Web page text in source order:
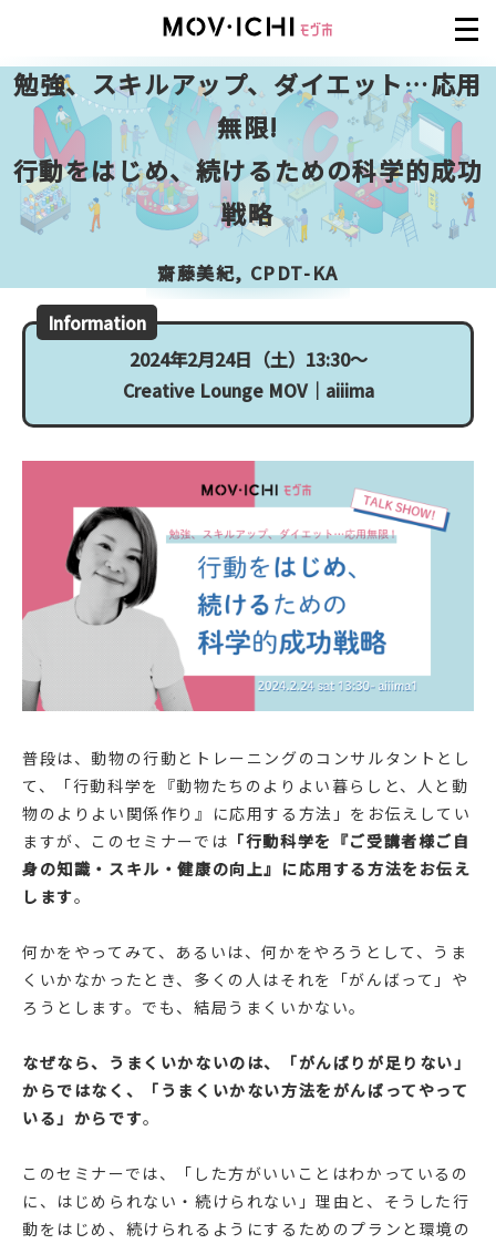
勉強、スキルアップ、ダイエット…応用
無限!
行動をはじめ、続けるための科学的成功
戦略
齋藤美紀, CPDT-KA
Information
2024年2月24日（土）13:30〜
Creative Lounge MOV｜aiiima
普段は、動物の行動とトレーニングのコンサルタントとし
て、「行動科学を『動物たちのよりよい暮らしと、人と動
物のよりよい関係作り』に応用する方法」をお伝えしてい
ますが、このセミナーでは 「行動科学を『ご受講者様ご自
身の知識・スキル・健康の向上』に応用する方法をお伝え
します。
何かをやってみて、あるいは、何かをやろうとして、うま
くいかなかったとき、多くの人はそれを「がんばって」や
ろうとします。でも、結局うまくいかない。
なぜなら、うまくいかないのは、「がんばりが足りない」
からではなく、「うまくいかない方法をがんばってやって
いる」からです。
このセミナーでは、「した方がいいことはわかっているの
に、はじめられない・続けられない」理由と、そうした行
動をはじめ、続けられるようにするためのプランと環境の